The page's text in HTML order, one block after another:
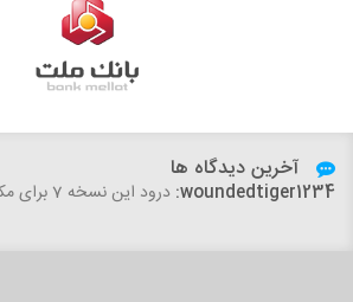
آخرین دیدگاه ها
woundedtiger1234: درود این نسخه 7 برای مکس 2025 هم جوابه؟...